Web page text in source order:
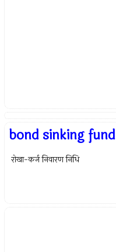
bond sinking fund
रोखा-कर्ज निवारण निधि